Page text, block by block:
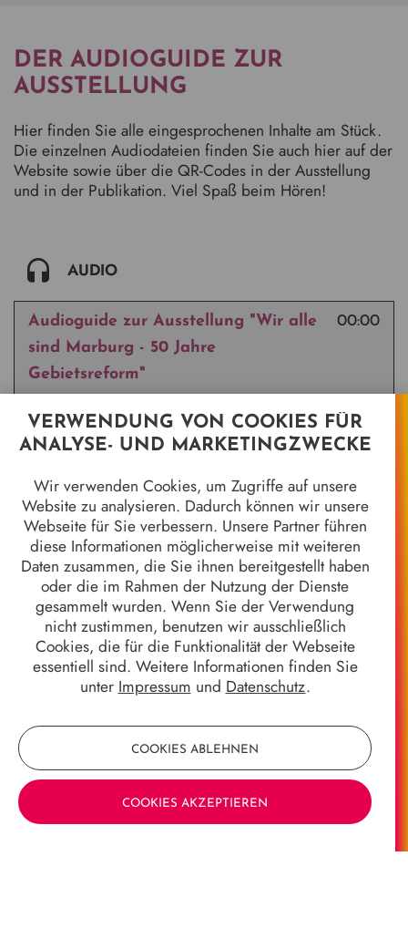
DER AUDIOGUIDE ZUR
AUSSTELLUNG
Hier finden Sie alle eingesprochenen Inhalte am Stück.
Die einzelnen Audiodateien finden Sie auch hier auf der
Website sowie über die QR-Codes in der Ausstellung
und in der Publikation. Viel Spaß beim Hören!
AUDIO
Audioguide zur Ausstellung "Wir alle
sind Marburg - 50 Jahre
Gebietsreform"
00:00
VERWENDUNG VON COOKIES FÜR
ANALYSE- UND MARKETINGZWECKE
Wir verwenden Cookies, um Zugriffe auf unsere
Website zu analysieren. Dadurch können wir unsere
Webseite für Sie verbessern. Unsere Partner führen
diese Informationen möglicherweise mit weiteren
Daten zusammen, die Sie ihnen bereitgestellt haben
oder die im Rahmen der Nutzung der Dienste
gesammelt wurden. Wenn Sie der Verwendung
nicht zustimmen, benutzen wir ausschließlich
Cookies, die für die Funktionalität der Webseite
essentiell sind. Weitere Informationen finden Sie
unter Impressum und Datenschutz.
COOKIES ABLEHNEN
COOKIES AKZEPTIEREN
Unsere Kontaktdaten
Magistrat der Universitätsstadt Marburg
Fachdienst Kultur
Gerhard-Jahn-Platz 1
35037 Marburg
E-Mail:kultur@marburg-stadt.de
Quicklinks
Jahrhundertgalerie